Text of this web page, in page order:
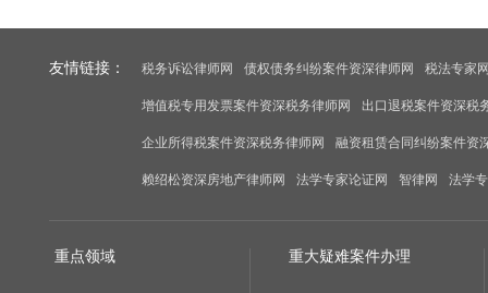
友情链接： 税务诉讼律师网 债权债务纠纷案件资深律师网 税法专家
增值税专用发票案件资深税务律师网 出口退税案件资深税
企业所得税案件资深税务律师网 融资租赁合同纠纷案件资
赖绍松资深房地产律师网 法学专家论证网 智律网 法学
重点领域 重大疑难案件办理